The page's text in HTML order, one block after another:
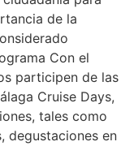
de la
Con el
participen de las
Cruise Days,
tales como
degustaciones en